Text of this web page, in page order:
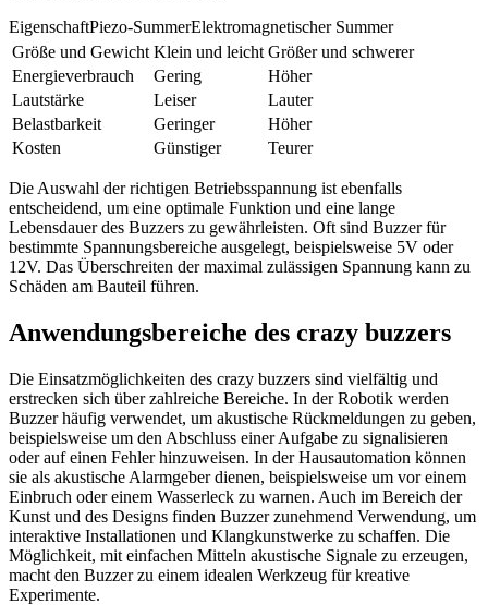
EigenschaftPiezo-SummerElektromagnetischer Summer
Größe und Gewicht Klein und leicht Größer und schwerer
Energieverbrauch
Gering
Höher
Lautstärke
Leiser
Lauter
Belastbarkeit
Geringer
Höher
Kosten
Günstiger Teurer
Die Auswahl der richtigen Betriebsspannung ist ebenfalls
entscheidend, um eine optimale Funktion und eine lange
Lebensdauer des Buzzers zu gewährleisten. Oft sind Buzzer für
bestimmte Spannungsbereiche ausgelegt, beispielsweise 5V oder
12V. Das Überschreiten der maximal zulässigen Spannung kann zu
Schäden am Bauteil führen.
Anwendungsbereiche des crazy buzzers
Die Einsatzmöglichkeiten des crazy buzzers sind vielfältig und
erstrecken sich über zahlreiche Bereiche. In der Robotik werden
Buzzer häufig verwendet, um akustische Rückmeldungen zu geben,
beispielsweise um den Abschluss einer Aufgabe zu signalisieren
oder auf einen Fehler hinzuweisen. In der Hausautomation können
sie als akustische Alarmgeber dienen, beispielsweise um vor einem
Einbruch oder einem Wasserleck zu warnen. Auch im Bereich der
Kunst und des Designs finden Buzzer zunehmend Verwendung, um
interaktive Installationen und Klangkunstwerke zu schaffen. Die
Möglichkeit, mit einfachen Mitteln akustische Signale zu erzeugen,
macht den Buzzer zu einem idealen Werkzeug für kreative
Experimente.